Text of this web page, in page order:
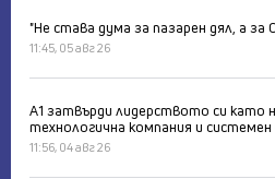
"Не става дума за пазарен дял, а за
11:45, 05 авг 26
А1 затвърди лидерството си като
технологична компания и
11:56, 04 авг 26